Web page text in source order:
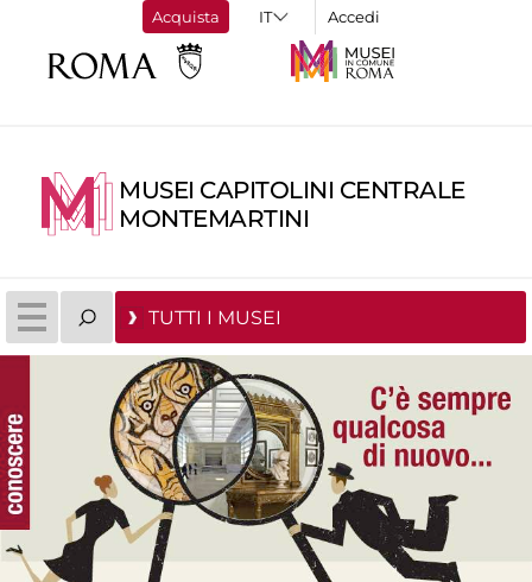
Acquista Accedi
MUSEI CAPITOLINI CENTRALE
MONTEMARTINI
TUTTI I MUSEI